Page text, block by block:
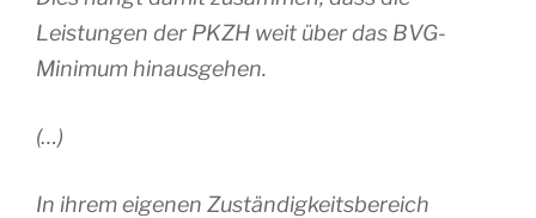
Leistungen der PKZH weit über das BVG-
Minimum hinausgehen.
(…)
In ihrem eigenen Zuständigkeitsbereich